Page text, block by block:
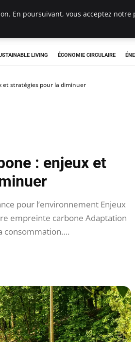
LIVING ÉCONOMIE CIRCULAIRE
et stratégies pour la diminuer
: enjeux et
pour l’environnement Enjeux
empreinte carbone Adaptation
consommation….
En poursuivant, vous acceptez